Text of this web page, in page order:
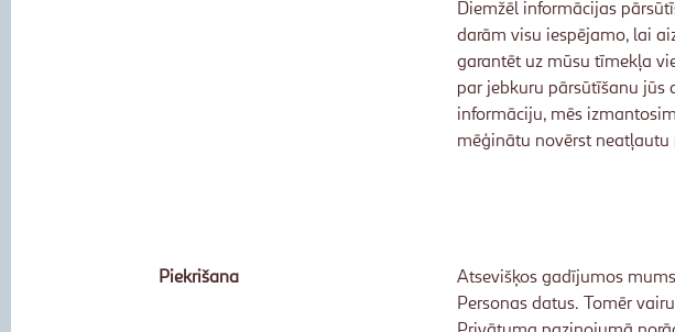
Diemžēl informācijas
darām visu iespējamo, lai
garantēt uz mūsu tīmekļa
par jebkuru pārsūtīšanu jūs
informāciju, mēs
mēģinātu novērst neatļautu
Piekrišana
Atsevišķos gadījumos
Personas datus. Tomēr